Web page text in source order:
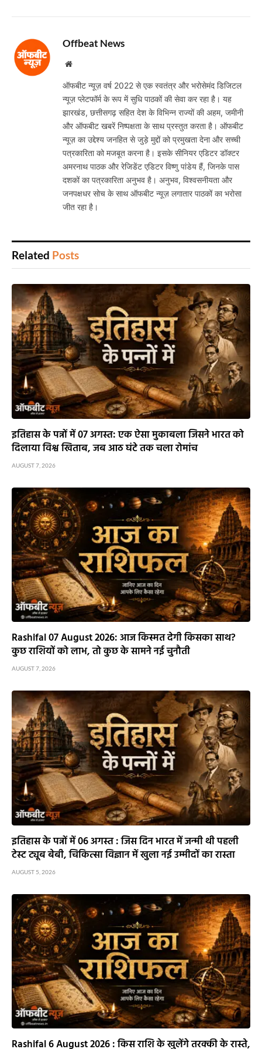
Offbeat News
Website
ऑफबीट न्यूज़ वर्ष 2022 से एक स्वतंत्र और भरोसेमंद डिजिटल
न्यूज़ प्लेटफॉर्म के रूप में सुधि पाठकों की सेवा कर रहा है। यह
झारखंड, छत्तीसगढ़ सहित देश के विभिन्न राज्यों की अहम, जमीनी
और ऑफबीट खबरें निष्पक्षता के साथ प्रस्तुत करता है। ऑफबीट
न्यूज़ का उद्देश्य जनहित से जुड़े मुद्दों को प्रमुखता देना और सच्ची
पत्रकारिता को मजबूत करना है। इसके सीनियर एडिटर डॉक्टर
अमरनाथ पाठक और रेजिडेंट एडिटर विष्णु पांडेय हैं, जिनके पास
दशकों का पत्रकारिता अनुभव है। अनुभव, विश्वसनीयता और
जनपक्षधर सोच के साथ ऑफबीट न्यूज़ लगातार पाठकों का भरोसा
जीत रहा है।
Related Posts
इतिहास के पन्नों में 07 अगस्त: एक ऐसा मुकाबला जिसने भारत को
दिलाया विश्व खिताब, जब आठ घंटे तक चला रोमांच
AUGUST 7, 2026
Rashifal 07 August 2026: आज किस्मत देगी किसका साथ?
कुछ राशियों को लाभ, तो कुछ के सामने नई चुनौती
AUGUST 7, 2026
इतिहास के पन्नों में 06 अगस्त : जिस दिन भारत में जन्मी थी पहली
टेस्ट ट्यूब बेबी, चिकित्सा विज्ञान में खुला नई उम्मीदों का रास्ता
AUGUST 5, 2026
Rashifal 6 August 2026 : किस राशि के खुलेंगे तरक्की के रास्ते,